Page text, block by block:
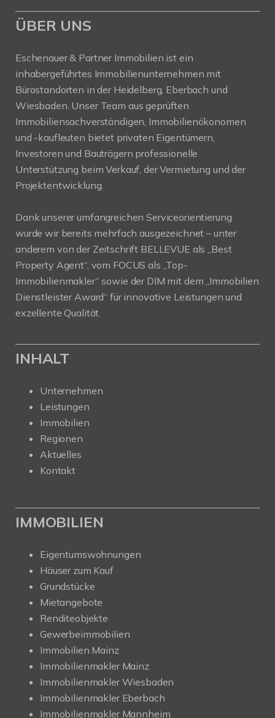
ÜBER UNS
Eschenauer & Partner Immobilien ist ein
inhabergeführtes Immobilienunternehmen mit
Bürostandorten in der Heidelberg, Eberbach und
Wiesbaden. Unser Team aus geprüften
Immobiliensachverständigen, Immobilienökonomen
und -kaufleuten bietet privaten Eigentümern,
Investoren und Bauträgern professionelle
Unterstützung beim Verkauf, der Vermietung und der
Projektentwicklung.
Dank unserer umfangreichen Serviceorientierung
wurde wir bereits mehrfach ausgezeichnet – unter
anderem von der Zeitschrift BELLEVUE als „Best
Property Agent“, vom FOCUS als „Top-
Immobilienmakler“ sowie der DIM mit dem „Immobilien
Dienstleister Award“ für innovative Leistungen und
exzellente Qualität.
INHALT
Unternehmen
Leistungen
Immobilien
Regionen
Aktuelles
Kontakt
IMMOBILIEN
Eigentumswohnungen
Häuser zum Kauf
Grundstücke
Mietangebote
Renditeobjekte
Gewerbeimmobilien
Immobilien Mainz
Immobilienmakler Mainz
Immobilienmakler Wiesbaden
Immobilienmakler Eberbach
Immobilienmakler Mannheim